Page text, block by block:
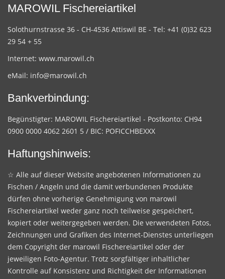
MAROWIL Fischereiartikel
Solothurnstrasse 36 - CH-4536 Attiswil BE - Tel: +41 (0)32 623
29 54 + 55
Internet: www.marowil.ch
eMail: info@marowil.ch
Bankverbindung:
Begünstigter: MAROWIL Fischereiartikel - Postkonto: CH94
0900 0000 4062 2601 5 / BIC: POFICCHBEXXX
Haftungshinweis:
☆ Alle auf dieser Website angebotenen Informationen zu
Fischen / Angeln und die damit verbundenen Produkte
dürfen ohne vorherige Genehmigung von marowil
Fischereiartikel weder ganz noch teilweise gespeichert,
kopiert oder weitergegeben werden. Die verwendeten Fotos,
Zeichnungen und Grafiken des Internet-Dienstes unterliegen
dem Copyright der marowil Fischereiartikel oder der
jeweiligen Foto-Agentur. Trotz sorgfältiger inhaltlicher
Kontrolle auf Konsistenz und Richtigkeit der Informationen